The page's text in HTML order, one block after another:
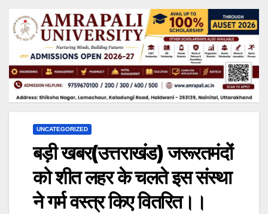
UNCATEGORIZED
बड़ी खबर(उत्तराखंड) जरूरतमंदों
को शीत लहर के चलते इस संस्था
ने गर्म वस्त्र किए वितरित।।